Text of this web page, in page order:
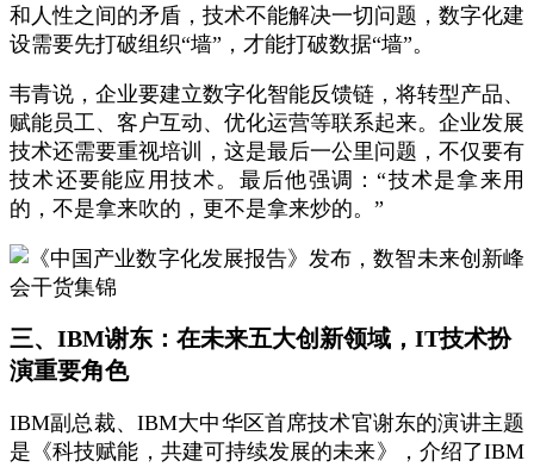
和人性之间的矛盾，技术不能解决一切问题，数字化建
设需要先打破组织“墙”，才能打破数据“墙”。
韦青说，企业要建立数字化智能反馈链，将转型产品、
赋能员工、客户互动、优化运营等联系起来。企业发展
技术还需要重视培训，这是最后一公里问题，不仅要有
技术还要能应用技术。最后他强调：“技术是拿来用
的，不是拿来吹的，更不是拿来炒的。”
三、IBM谢东：在未来五大创新领域，IT技术扮
演重要角色
IBM副总裁、IBM大中华区首席技术官谢东的演讲主题
是《科技赋能，共建可持续发展的未来》，介绍了IBM